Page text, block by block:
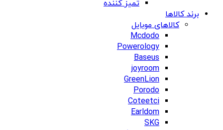
تمیز کننده
برند کالاها
کالاهای موبایل
Mcdodo
Powerology
Baseus
joyroom
GreenLion
Porodo
Coteetci
Earldom
SKG